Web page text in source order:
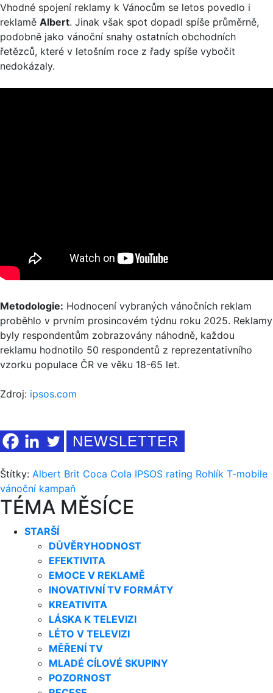
Vhodné spojení reklamy k Vánocům se letos povedlo i
reklamě Albert. Jinak však spot dopadl spíše průměrně,
podobně jako vánoční snahy ostatních obchodních
řetězců, které v letošním roce z řady spíše vybočit
nedokázaly.
Metodologie: Hodnocení vybraných vánočních reklam
proběhlo v prvním prosincovém týdnu roku 2025. Reklamy
byly respondentům zobrazovány náhodně, každou
reklamu hodnotilo 50 respondentů z reprezentativního
vzorku populace ČR ve věku 18-65 let.
Zdroj: ipsos.com
NEWSLETTER
Štítky: Albert Brit Coca Cola IPSOS rating Rohlík T-mobile
vánoční kampaň
TÉMA MĚSÍCE
STARŠÍ
DŮVĚRYHODNOST
EFEKTIVITA
EMOCE V REKLAMĚ
INOVATIVNÍ TV FORMÁTY
KREATIVITA
LÁSKA K TELEVIZI
LÉTO V TELEVIZI
MĚŘENÍ TV
MLADÉ CÍLOVÉ SKUPINY
POZORNOST